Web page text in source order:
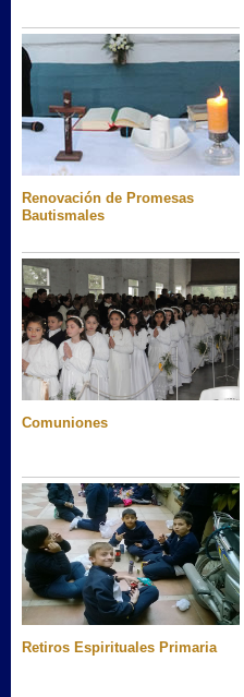
Renovación de Promesas
Bautismales
Comuniones
Retiros Espirituales Primaria